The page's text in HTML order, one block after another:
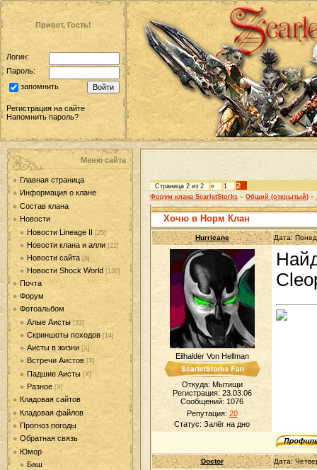
Привет, Гость!
Логин:
Пароль:
запомнить
Регистрация на сайте
Напомнить пароль?
Меню сайта
Главная страница
Информация о клане
Состав клана
Новости
Новости Lineage II [25]
Новости клана и алли [22]
Новости сайта [8]
Новости Shock World [130]
Почта
Форум
Фотоальбом
Алые Аисты [33]
Скриншоты походов [14]
Аисты в жизни [Х]
Встречи Аистов [Х]
Падшие Аисты [Х]
Разное [Х]
Кладовая сайтов
Кладовая файлов
Прогноз погоды
Обратная связь
Юмор
Баш
Страница 2 из 2 « 1 2
Форум клана ScarletStorks » Общий (открытый) »
Хочю в Норм Клан
Hurricane Дата:
Eilhalder Von Hellman
Откуда: Мытищи
Регистрация: 23.03.06
Сообщений: 1076
Репутация: 20
Статус: Залёг на дно
Doctor Дата: